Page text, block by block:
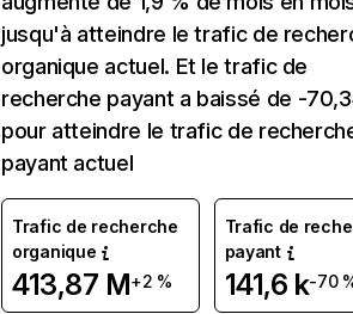
jusqu'à atteindre le trafic de
organique actuel. Et le trafic de
recherche payant a baissé de -
pour atteindre le trafic de
payant actuel
Trafic de recherche
organique
413,87 M+2 %
Trafic de
payant
141,6 k-70